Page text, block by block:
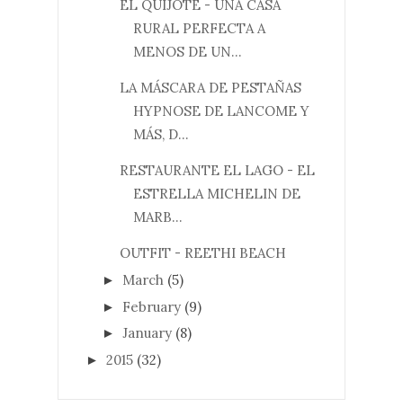
EL QUIJOTE - UNA CASA
RURAL PERFECTA A
MENOS DE UN...
LA MÁSCARA DE PESTAÑAS
HYPNOSE DE LANCOME Y
MÁS, D...
RESTAURANTE EL LAGO - EL
ESTRELLA MICHELIN DE
MARB...
OUTFIT - REETHI BEACH
► March (5)
► February (9)
► January (8)
► 2015 (32)